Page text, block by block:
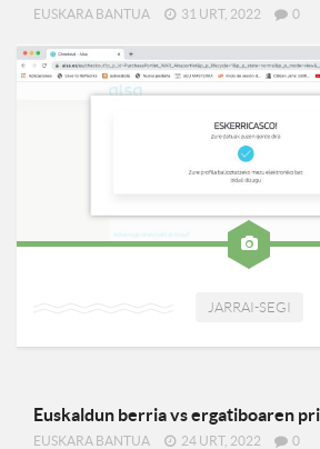
EUSKARA BANTUA 31 URT, 2022 0
JARRAI-SEGI
Euskaldun berria vs ergatiboaren
EUSKARA BANTUA 24 URT, 2022 0